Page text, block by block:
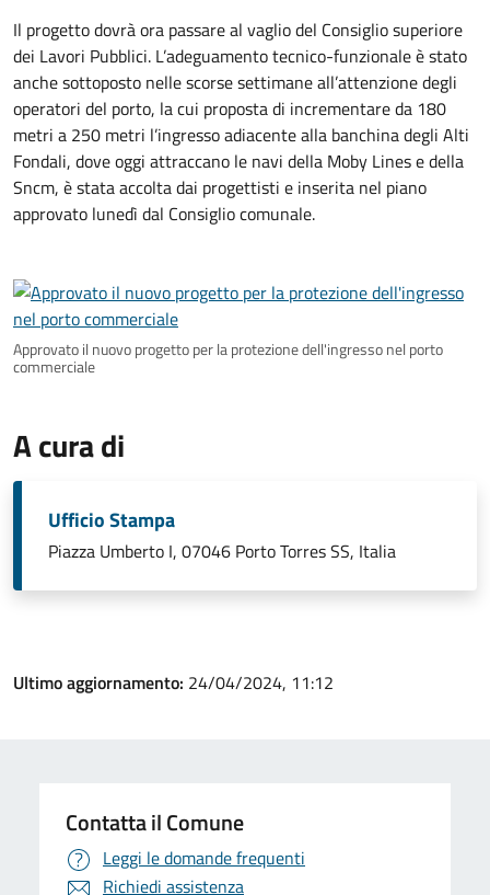
Il progetto dovrà ora passare al vaglio del Consiglio superiore
dei Lavori Pubblici. L’adeguamento tecnico-funzionale è stato
anche sottoposto nelle scorse settimane all’attenzione degli
operatori del porto, la cui proposta di incrementare da 180
metri a 250 metri l’ingresso adiacente alla banchina degli Alti
Fondali, dove oggi attraccano le navi della Moby Lines e della
Sncm, è stata accolta dai progettisti e inserita nel piano
approvato lunedì dal Consiglio comunale.
Approvato il nuovo progetto per la protezione dell'ingresso nel porto
commerciale
A cura di
Ufficio Stampa
Piazza Umberto I, 07046 Porto Torres SS, Italia
Ultimo aggiornamento: 24/04/2024, 11:12
Contatta il Comune
Leggi le domande frequenti
Richiedi assistenza